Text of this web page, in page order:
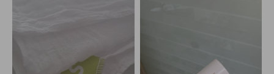
가 적당..